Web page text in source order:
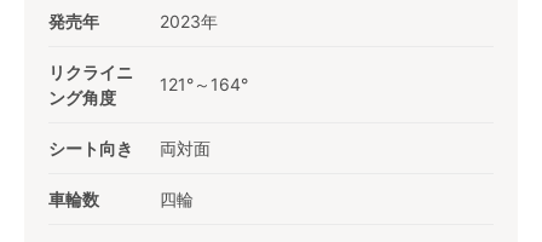
発売年 2023年
リクライニ
ング角度
121°～164°
シート向き 両対面
車輪数 四輪